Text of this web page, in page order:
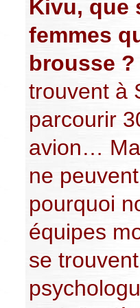
Kivu, que
femmes
brousse
trouvent à
parcourir
avion…
ne
pourquoi
équipes
se